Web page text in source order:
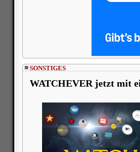
SONSTIGES
WATCHEVER jetzt mit